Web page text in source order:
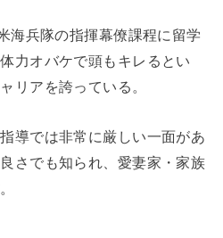
海兵隊の指揮幕僚課程に留学
力オバケで頭もキレるとい
リアを誇っている。
導では非常に厳しい一面があ
さでも知られ、愛妻家・家族